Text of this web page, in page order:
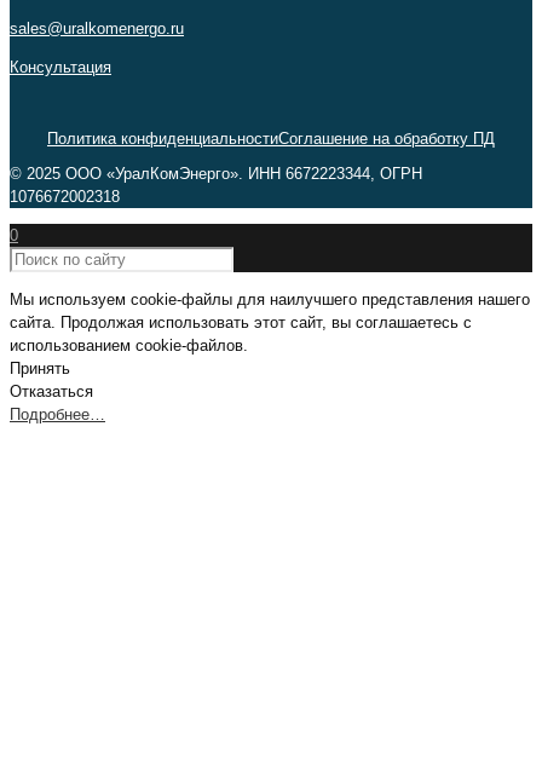
sales@uralkomenergo.ru
Консультация
Политика конфиденциальностиСоглашение на обработку ПД
© 2025 ООО «УралКомЭнерго». ИНН 6672223344, ОГРН
1076672002318
0
Мы используем cookie-файлы для наилучшего представления нашего
сайта. Продолжая использовать этот сайт, вы соглашаетесь с
использованием cookie-файлов.
Принять
Отказаться
Подробнее…